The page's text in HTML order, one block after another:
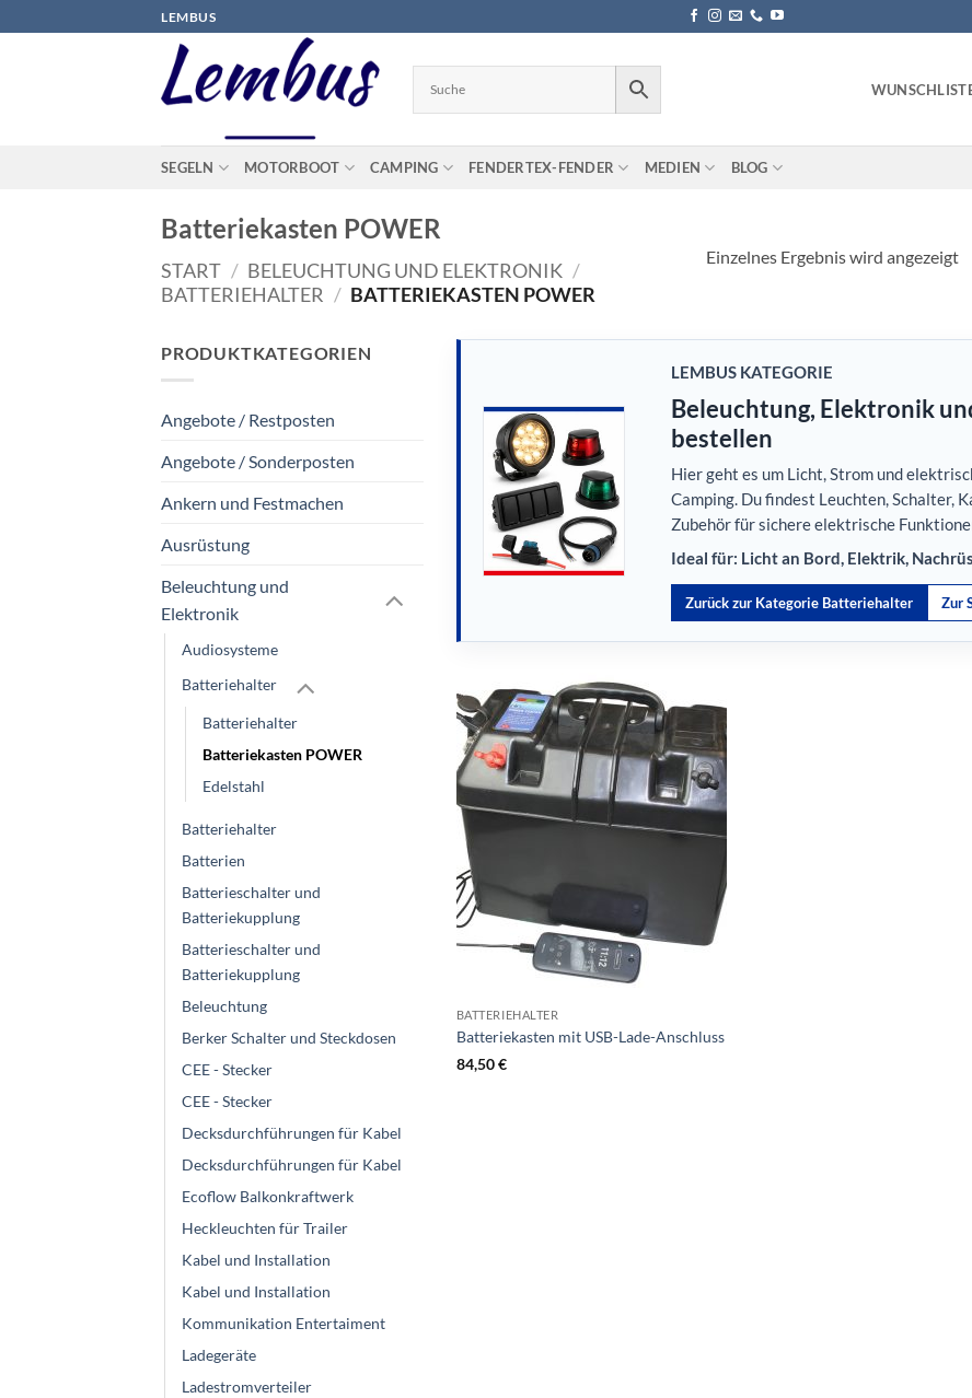
Inhalt
LEMBUS
SEGELN MOTORBOOT CAMPING FENDERTEX-FENDER MEDIEN BLOG
Batteriekasten POWER
START / BELEUCHTUNG UND ELEKTRONIK /
BATTERIEHALTER / BATTERIEKASTEN POWER
Einzelnes Ergebnis wird angezeigt
PRODUKTKATEGORIEN
Angebote / Restposten
Angebote / Sonderposten
Ankern und Festmachen
Ausrüstung
Beleuchtung und
Elektronik
Audiosysteme
Batteriehalter
Batteriehalter
Batteriekasten POWER
Edelstahl
Batteriehalter
Batterien
Batterieschalter und
Batteriekupplung
Batterieschalter und
Batteriekupplung
Beleuchtung
Berker Schalter und Steckdosen
CEE - Stecker
CEE - Stecker
Decksdurchführungen für Kabel
Decksdurchführungen für Kabel
Ecoflow Balkonkraftwerk
Heckleuchten für Trailer
Kabel und Installation
Kabel und Installation
Kommunikation Entertaiment
Ladegeräte
Ladestromverteiler
LEMBUS KATEGORIE
Beleuchtung, Elektronik
bestellen
Hier geht es um Licht, Strom und
Camping. Du findest Leuchten, Schalter,
Zubehör für sichere elektrische
Ideal für: Licht an Bord, Elektrik,
Zurück zur Kategorie Batteriehalter Zur
BATTERIEHALTER
Batteriekasten mit USB-Lade-Anschluss
84,50€